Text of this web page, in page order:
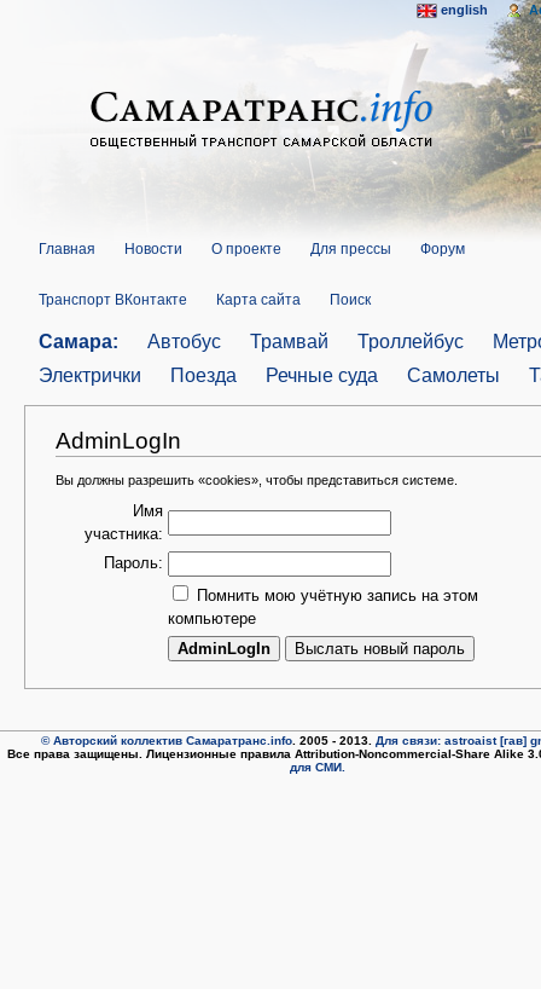
Главная Новости О проекте Для прессы Форум
Транспорт ВКонтакте Карта сайта Поиск
Самара: Автобус Трамвай Троллейбус
Электрички
Поезда Речные суда Самолеты
AdminLogIn
Вы должны разрешить «cookies», чтобы представиться системе.
Имя
участника:
Пароль:
Помнить мою учётную запись на этом
компьютере
english
© Авторский коллектив Самаратранс.info. 2005 - 2013. Для связи: astroaist [гав]
Все права защищены. Лицензионные правила Attribution-Noncommercial-Share Alike
для СМИ.